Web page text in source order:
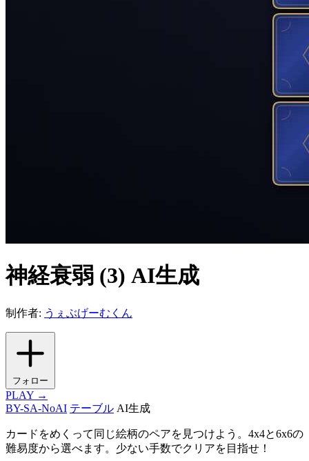
神経衰弱 (3) AI生成
制作者: うぇぶげーむくん
フォロー
PLAY →
BY-SA-NoAI テーブル AI生成
カードをめくって同じ絵柄のペアを見つけよう。4x4と6x6の
難易度から選べます。少ない手数でクリアを目指せ！